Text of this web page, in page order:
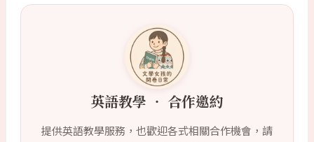
英語教學 ‧ 合作邀約
提供英語教學服務，也歡迎各式相關合作機會，請